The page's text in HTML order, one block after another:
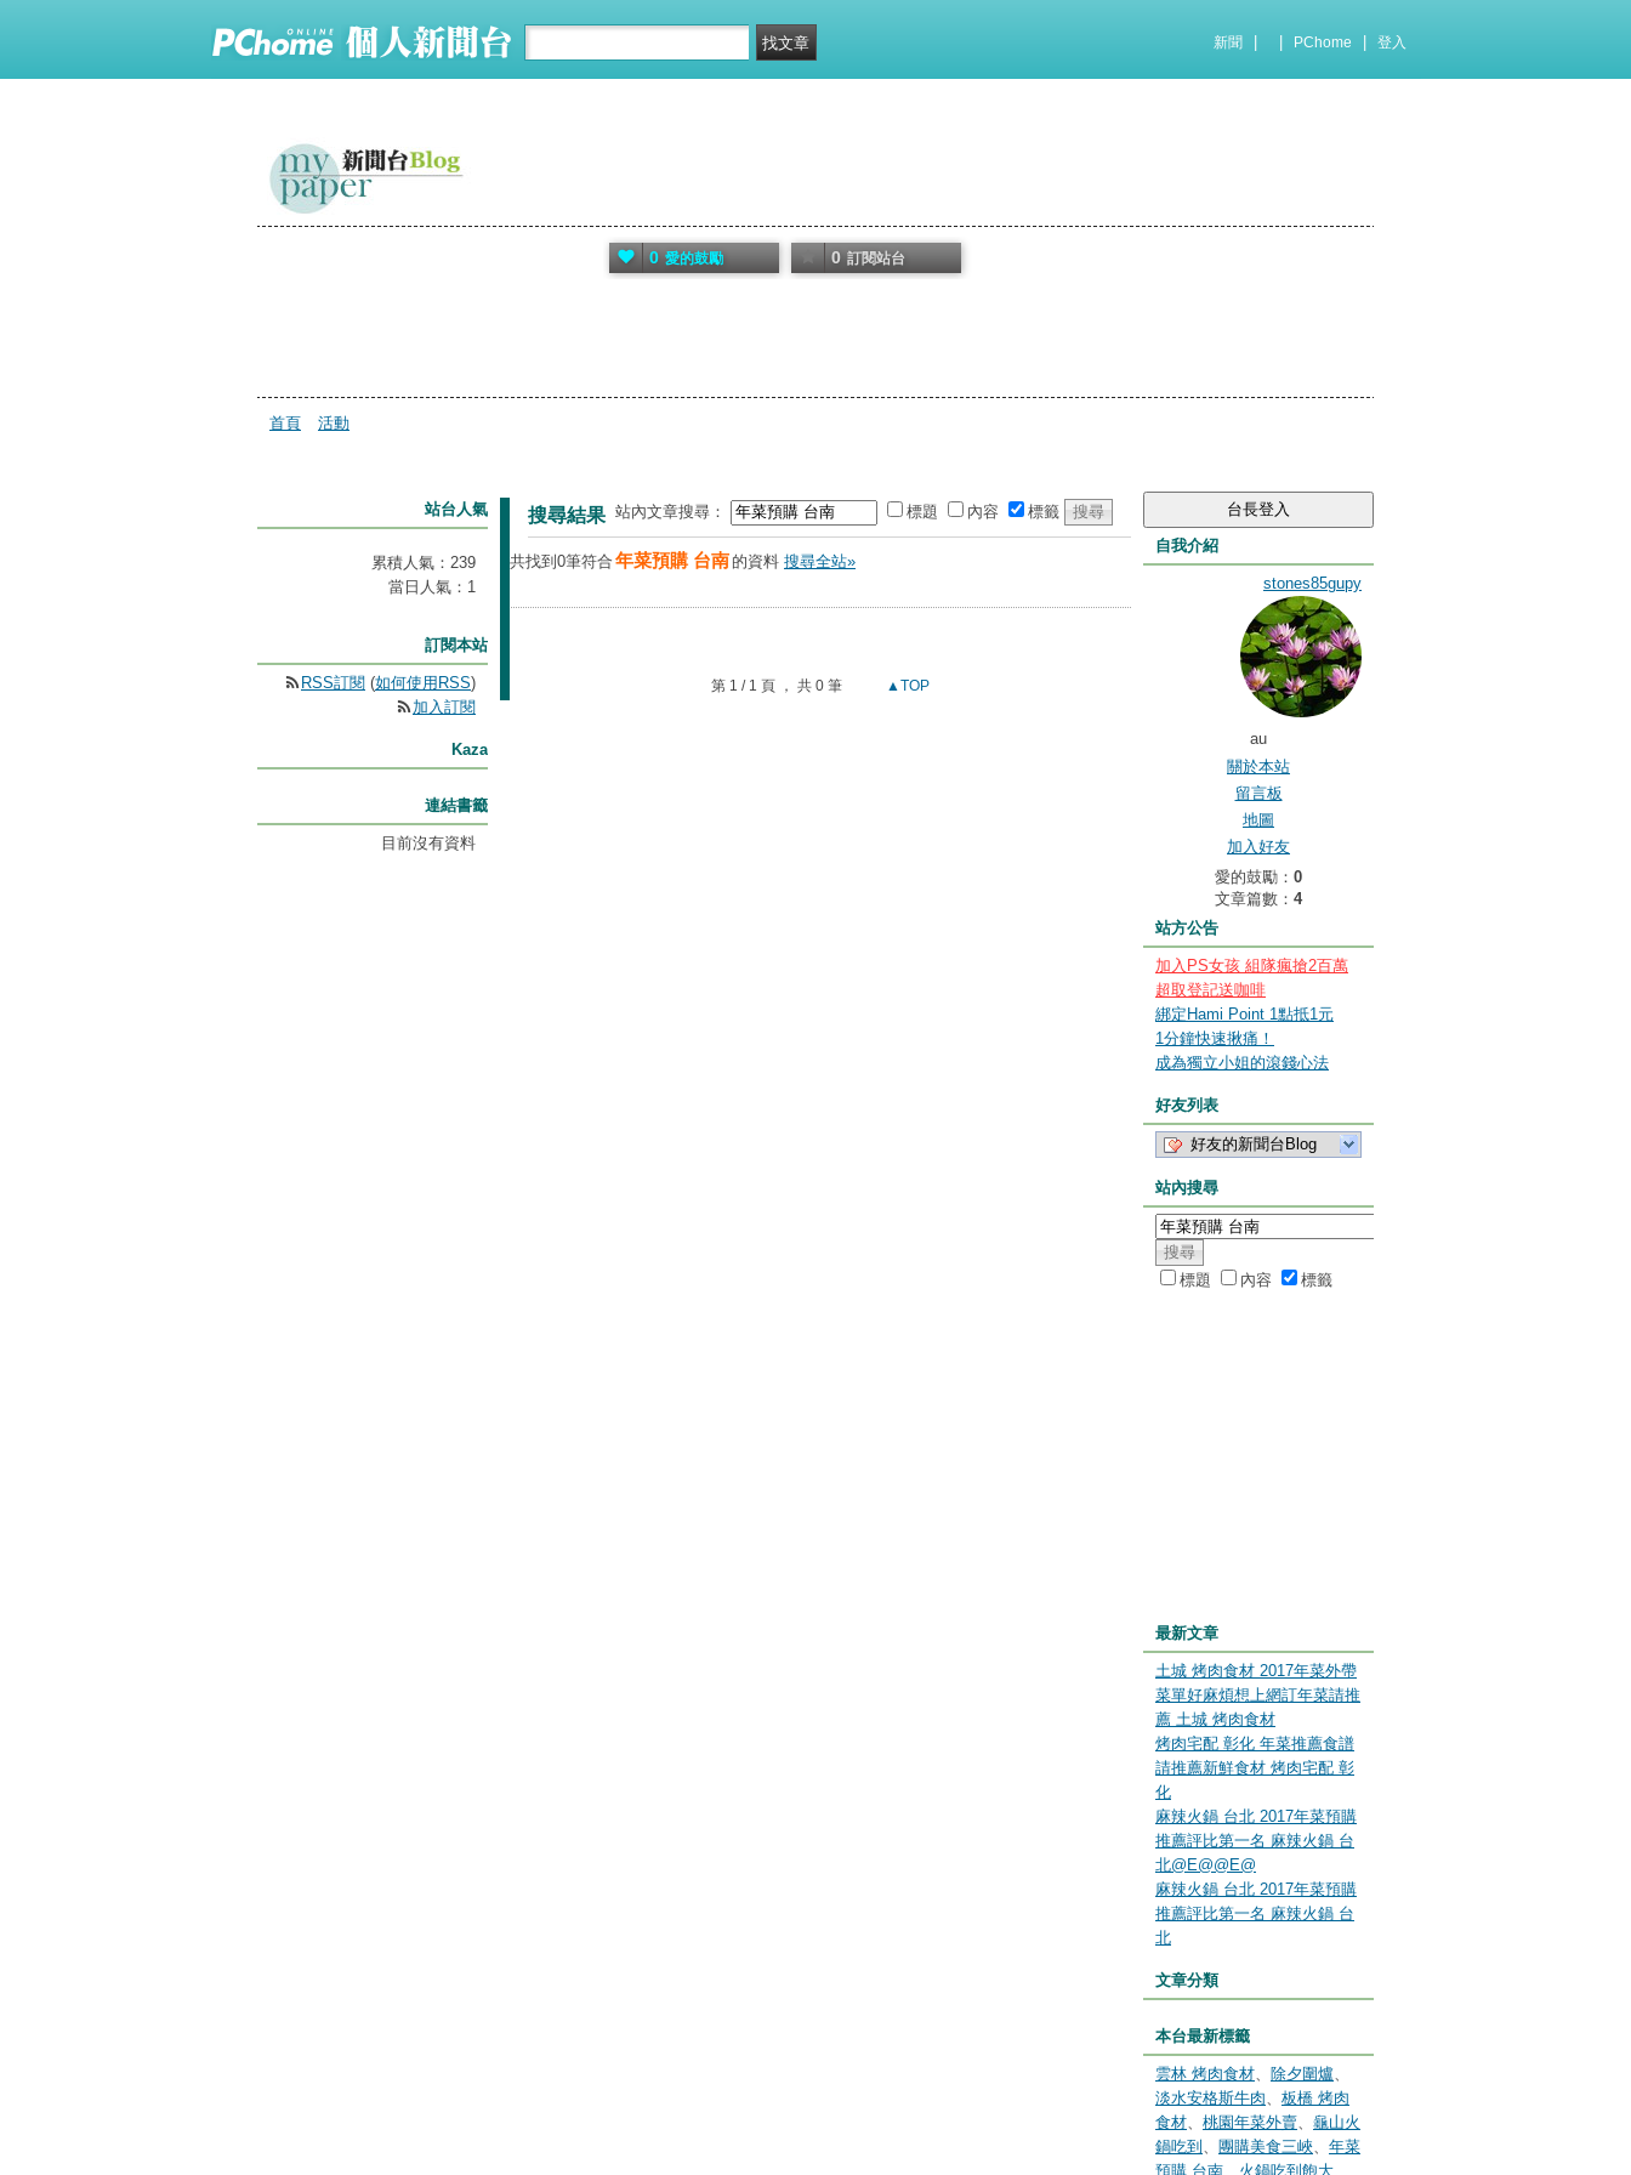
新聞 PChome 登入
0 愛的鼓勵 0 訂閱站台
首頁 活動
搜尋結果 站內文章搜尋： 標題 內容 標籤
共找到0筆符合 年菜預購 台南 的資料 搜尋全站»
第 1 / 1 頁 ， 共 0 筆 ▲TOP
自我介紹
stones85gupy
au
關於本站
留言板
地圖
加入好友
愛的鼓勵： 0
文章篇數： 4
站方公告
加入PS女孩 組隊瘋搶2百萬
超取登記送咖啡
綁定Hami Point 1點抵1元
1分鐘快速揪痛！
成為獨立小姐的滾錢心法
好友列表
好友的新聞台Blog
站內搜尋
標題 內容 標籤
最新文章
土城 烤肉食材 2017年菜外帶
菜單好麻煩想上網訂年菜請推
薦 土城 烤肉食材
烤肉宅配 彰化 年菜推薦食譜
請推薦新鮮食材 烤肉宅配 彰
化
麻辣火鍋 台北 2017年菜預購
推薦評比第一名 麻辣火鍋 台
北@E@@E@
麻辣火鍋 台北 2017年菜預購
推薦評比第一名 麻辣火鍋 台
北
文章分類
本台最新標籤
雲林 烤肉食材、 除夕圍爐、
淡水安格斯牛肉、 板橋 烤肉
食材、 桃園年菜外賣、 龜山火
鍋吃到 、 團購美食三峽、 年菜
預購 台南
火鍋吃到飽大
站台人氣
累積人氣： 239
當日人氣： 1
訂閱本站
RSS訂閱 (如何使用RSS)
加入訂閱
Kaza
連結書籤
目前沒有資料